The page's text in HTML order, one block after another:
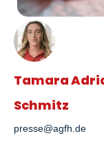
Tamara
Schmitz
presse@agfh.de